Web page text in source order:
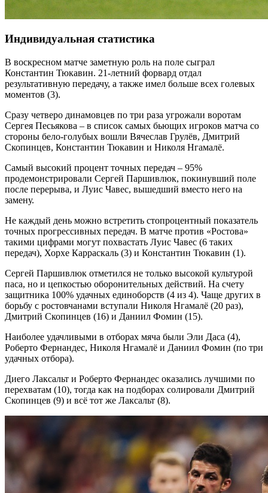
Индивидуальная статистика
В воскресном матче заметную роль на поле сыграл
Константин Тюкавин. 21-летний форвард отдал
результативную передачу, а также имел больше всех голевых
моментов (3).
Сразу четверо динамовцев по три раза угрожали воротам
Сергея Песьякова – в список самых бьющих игроков матча со
стороны бело-голубых вошли Вячеслав Грулёв, Дмитрий
Скопинцев, Константин Тюкавин и Николя Нгамалё.
Самый высокий процент точных передач – 95%
продемонстрировали Сергей Паршивлюк, покинувший поле
после перерыва, и Луис Чавес, вышедший вместо него на
замену.
Не каждый день можно встретить стопроцентный показатель
точных прогрессивных передач. В матче против «Ростова»
такими цифрами могут похвастать Луис Чавес (6 таких
передач), Хорхе Карраскаль (3) и Константин Тюкавин (1).
Сергей Паршивлюк отметился не только высокой культурой
паса, но и цепкостью оборонительных действий. На счету
защитника 100% удачных единоборств (4 из 4). Чаще других в
борьбу с ростовчанами вступали Николя Нгамалё (20 раз),
Дмитрий Скопинцев (16) и Даниил Фомин (15).
Наиболее удачливыми в отборах мяча были Эли Даса (4),
Роберто Фернандес, Николя Нгамалё и Даниил Фомин (по три
удачных отбора).
Диего Лаксальт и Роберто Фернандес оказались лучшими по
перехватам (10), тогда как на подборах солировали Дмитрий
Скопинцев (9) и всё тот же Лаксальт (8).